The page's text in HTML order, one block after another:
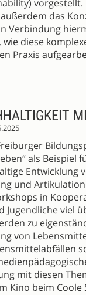
das
Verbindung
diese
Praxis
als Beispiel
Entwicklung
und
in
viel
zu
von
mit diesen
Kino beim Coole